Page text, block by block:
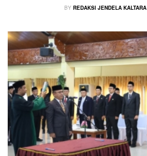
BY REDAKSI JENDELA KALTARA